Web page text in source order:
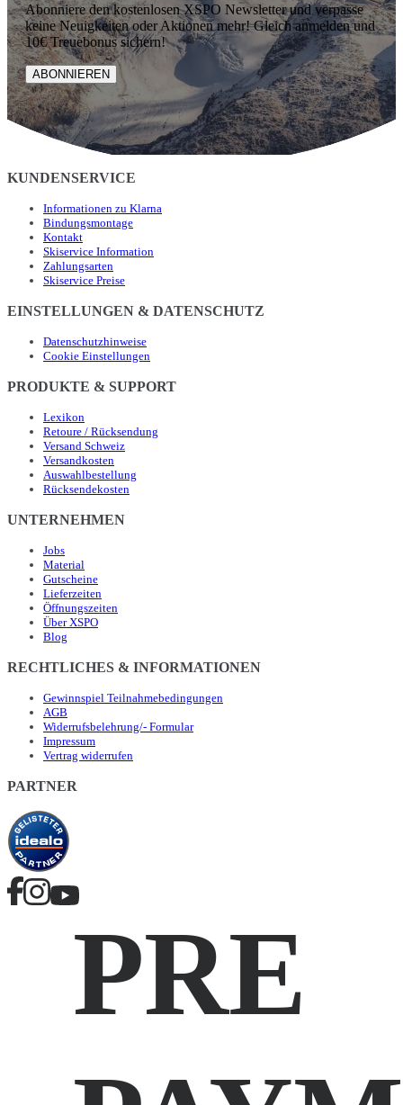
Abonniere den kostenlosen XSPO Newsletter und verpasse
keine Neuigkeiten oder Aktionen mehr! Gleich anmelden und
10€ Treuebonus sichern!
ABONNIEREN
KUNDENSERVICE
Informationen zu Klarna
Bindungsmontage
Kontakt
Skiservice Information
Zahlungsarten
Skiservice Preise
EINSTELLUNGEN & DATENSCHUTZ
Datenschutzhinweise
Cookie Einstellungen
PRODUKTE & SUPPORT
Lexikon
Retoure / Rücksendung
Versand Schweiz
Versandkosten
Auswahlbestellung
Rücksendekosten
UNTERNEHMEN
Jobs
Material
Gutscheine
Lieferzeiten
Öffnungszeiten
Über XSPO
Blog
RECHTLICHES & INFORMATIONEN
Gewinnspiel Teilnahmebedingungen
AGB
Widerrufsbelehrung/- Formular
Impressum
Vertrag widerrufen
PARTNER